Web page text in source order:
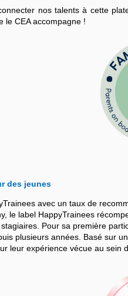
nos talents à cette
le CEA accompagne !
des jeunes
avec un taux de
le label HappyTrainees
Pour sa première
plusieurs années. Basé sur
leur expérience vécue au sein